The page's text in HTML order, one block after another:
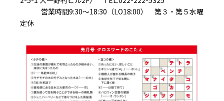
営業時間9:30〜18:30（LO18:00） 第３・第５水曜
定休